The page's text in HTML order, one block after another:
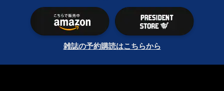
雑誌の予約購読はこちらから